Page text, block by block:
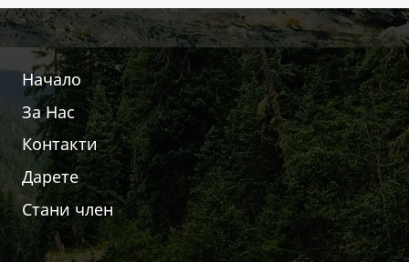
Начало
За Нас
Контакти
Дарете
Стани член